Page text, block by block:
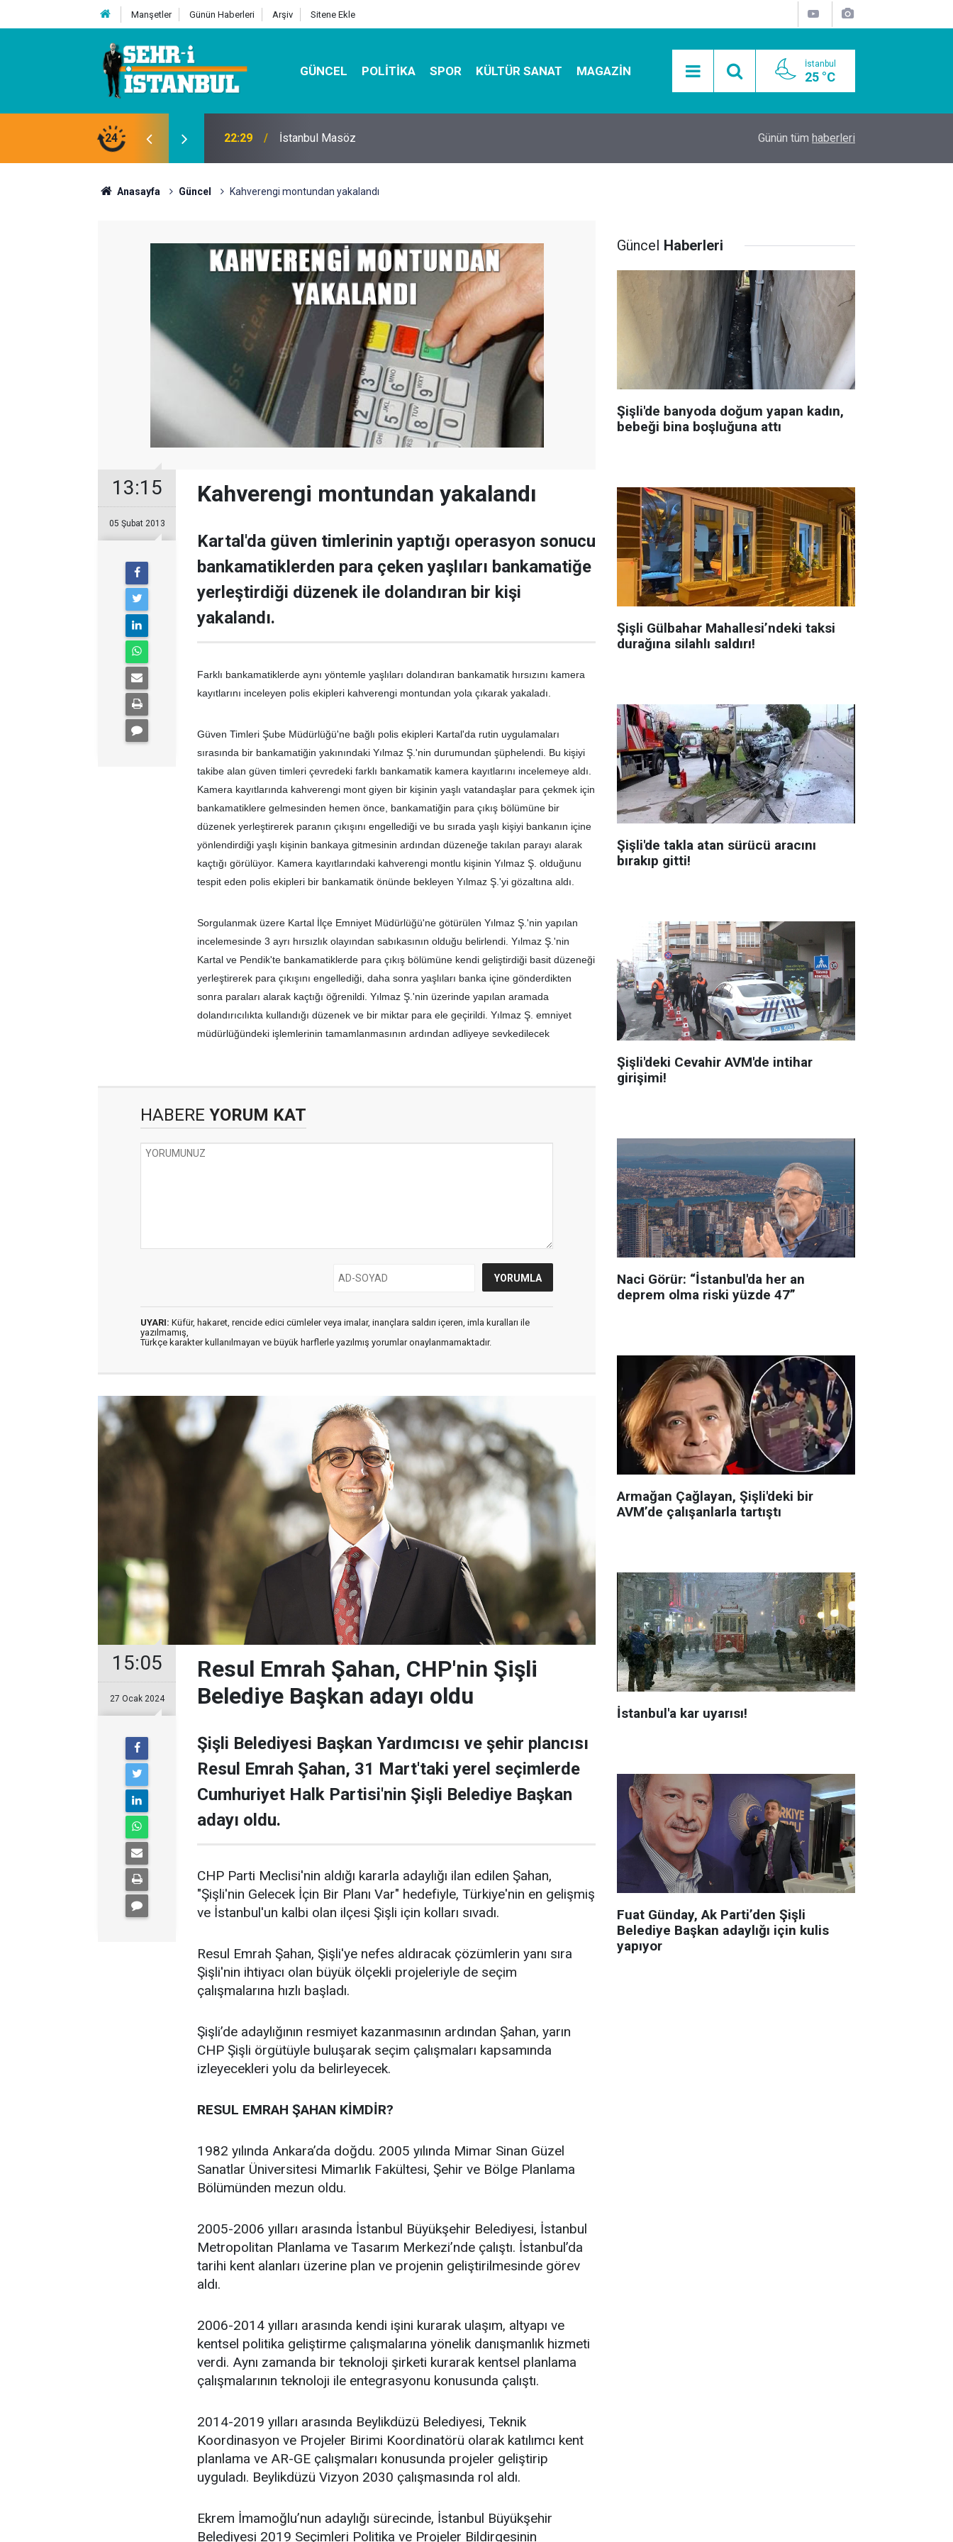
Manşetler Günün Haberleri Arşiv Sitene Ekle
GÜNCEL POLITIKA SPOR KÜLTÜR SANAT MAGAZIN İstanbul
25 °C
24 07:32 Kutu Sihirbazı ile Estetik, Dayanıklı ve Çevre Dostu Ambalaj Mobil Araçlarla Hayır Lokması Dağıtımının
Günün tüm haberleri
Anasayfa Güncel Kahverengi montundan yakalandı
13:15
05 Şubat 2013
Kahverengi montundan yakalandı
Kartal'da güven timlerinin yaptığı operasyon sonucu
bankamatiklerden para çeken yaşlıları bankamatiğe
yerleştirdiği düzenek ile dolandıran bir kişi
yakalandı.
Farklı bankamatiklerde aynı yöntemle yaşlıları dolandıran bankamatik hırsızını kamera
kayıtlarını inceleyen polis ekipleri kahverengi montundan yola çıkarak yakaladı.
Güven Timleri Şube Müdürlüğü'ne bağlı polis ekipleri Kartal'da rutin uygulamaları
sırasında bir bankamatiğin yakınındaki Yılmaz Ş.'nin durumundan şüphelendi. Bu kişiyi
takibe alan güven timleri çevredeki farklı bankamatik kamera kayıtlarını incelemeye aldı.
Kamera kayıtlarında kahverengi mont giyen bir kişinin yaşlı vatandaşlar para çekmek için
bankamatiklere gelmesinden hemen önce, bankamatiğin para çıkış bölümüne bir
düzenek yerleştirerek paranın çıkışını engellediği ve bu sırada yaşlı kişiyi bankanın içine
yönlendirdiği yaşlı kişinin bankaya gitmesinin ardından düzeneğe takılan parayı alarak
kaçtığı görülüyor. Kamera kayıtlarındaki kahverengi montlu kişinin Yılmaz Ş. olduğunu
tespit eden polis ekipleri bir bankamatik önünde bekleyen Yılmaz Ş.'yi gözaltına aldı.
Sorgulanmak üzere Kartal İlçe Emniyet Müdürlüğü'ne götürülen Yılmaz Ş.'nin yapılan
incelemesinde 3 ayrı hırsızlık olayından sabıkasının olduğu belirlendi. Yılmaz Ş.'nin
Kartal ve Pendik'te bankamatiklerde para çıkış bölümüne kendi geliştirdiği basit düzeneği
yerleştirerek para çıkışını engellediği, daha sonra yaşlıları banka içine gönderdikten
sonra paraları alarak kaçtığı öğrenildi. Yılmaz Ş.'nin üzerinde yapılan aramada
dolandırıcılıkta kullandığı düzenek ve bir miktar para ele geçirildi. Yılmaz Ş. emniyet
müdürlüğündeki işlemlerinin tamamlanmasının ardından adliyeye sevkedilecek
HABERE YORUM KAT
UYARI: Küfür, hakaret, rencide edici cümleler veya imalar, inançlara saldırı içeren, imla kuralları ile
yazılmamış,
Türkçe karakter kullanılmayan ve büyük harflerle yazılmış yorumlar onaylanmamaktadır.
15:05
27 Ocak 2024
Resul Emrah Şahan, CHP'nin Şişli
Belediye Başkan adayı oldu
Şişli Belediyesi Başkan Yardımcısı ve şehir plancısı
Resul Emrah Şahan, 31 Mart'taki yerel seçimlerde
Cumhuriyet Halk Partisi'nin Şişli Belediye Başkan
adayı oldu.
CHP Parti Meclisi'nin aldığı kararla adaylığı ilan edilen Şahan,
"Şişli'nin Gelecek İçin Bir Planı Var" hedefiyle, Türkiye'nin en gelişmiş
ve İstanbul'un kalbi olan ilçesi Şişli için kolları sıvadı.
Resul Emrah Şahan, Şişli'ye nefes aldıracak çözümlerin yanı sıra
Şişli'nin ihtiyacı olan büyük ölçekli projeleriyle de seçim
çalışmalarına hızlı başladı.
Şişli’de adaylığının resmiyet kazanmasının ardından Şahan, yarın
CHP Şişli örgütüyle buluşarak seçim çalışmaları kapsamında
izleyecekleri yolu da belirleyecek.
RESUL EMRAH ŞAHAN KİMDİR?
1982 yılında Ankara’da doğdu. 2005 yılında Mimar Sinan Güzel
Sanatlar Üniversitesi Mimarlık Fakültesi, Şehir ve Bölge Planlama
Bölümünden mezun oldu.
2005-2006 yılları arasında İstanbul Büyükşehir Belediyesi, İstanbul
Metropolitan Planlama ve Tasarım Merkezi’nde çalıştı. İstanbul’da
tarihi kent alanları üzerine plan ve projenin geliştirilmesinde görev
aldı.
2006-2014 yılları arasında kendi işini kurarak ulaşım, altyapı ve
kentsel politika geliştirme çalışmalarına yönelik danışmanlık hizmeti
verdi. Aynı zamanda bir teknoloji şirketi kurarak kentsel planlama
çalışmalarının teknoloji ile entegrasyonu konusunda çalıştı.
2014-2019 yılları arasında Beylikdüzü Belediyesi, Teknik
Koordinasyon ve Projeler Birimi Koordinatörü olarak katılımcı kent
planlama ve AR-GE çalışmaları konusunda projeler geliştirip
uyguladı. Beylikdüzü Vizyon 2030 çalışmasında rol aldı.
Ekrem İmamoğlu’nun adaylığı sürecinde, İstanbul Büyükşehir
Belediyesi 2019 Seçimleri Politika ve Projeler Bildirgesinin
Güncel Haberleri
Şişli'de banyoda doğum yapan kadın,
bebeği bina boşluğuna attı
Şişli Gülbahar Mahallesi’ndeki taksi
durağına silahlı saldırı!
Şişli'de takla atan sürücü aracını
bırakıp gitti!
Şişli'deki Cevahir AVM'de intihar
girişimi!
Naci Görür: “İstanbul'da her an
deprem olma riski yüzde 47”
Armağan Çağlayan, Şişli'deki bir
AVM’de çalışanlarla tartıştı
İstanbul'a kar uyarısı!
Fuat Günday, Ak Parti’den Şişli
Belediye Başkan adaylığı için kulis
yapıyor